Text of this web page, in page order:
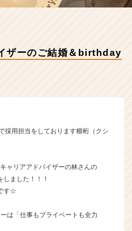
ザーのご結婚＆birthday
採用担当をしております櫛桁（クシ
ャリアアドバイザーの林さんの
しました！！！
す☆
は「仕事もプライベートも全力